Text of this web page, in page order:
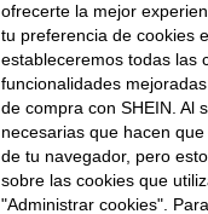
Ver Más Reseñas
ofrecerte la mejor
tu preferencia de cookies
estableceremos todas las
funcionalidades
de compra con SHEIN. Al
necesarias que hacen
de tu navegador, pero
sobre las cookies que
"Administrar cookies".